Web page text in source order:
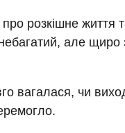
розкішне життя
але щиро
вагалася, чи